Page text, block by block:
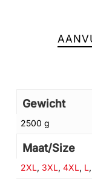
Geen
Gewicht
2500 g
Maat/Size
2XL, 3XL, 4XL, L,